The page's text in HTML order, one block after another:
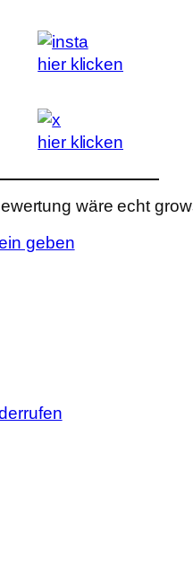
hier klicken
hier klicken
wäre echt
geben